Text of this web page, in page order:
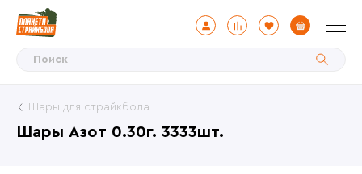
Шары Азот 0.30г. 3333шт.
Шары для страйкбола